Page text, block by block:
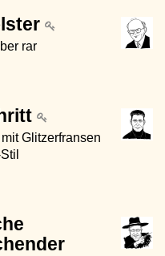
rar
Glitzerfransen